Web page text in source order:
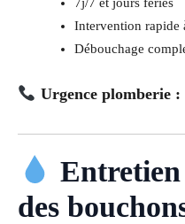
7j/7 et jours fériés
Intervention rapide
Débouchage
Urgence plomberie :
des